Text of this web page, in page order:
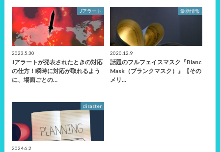
Jアラート
2023.5.30
Jアラートが発表されたときの対応
の仕方！瞬時に対応が取れるよう
に、場面ごとの…
最新情報
2020.12.9
話題のフルフェイスマスク『Blanc
Mask（ブランクマスク）』【その
メリ…
disaster
2024.6.2